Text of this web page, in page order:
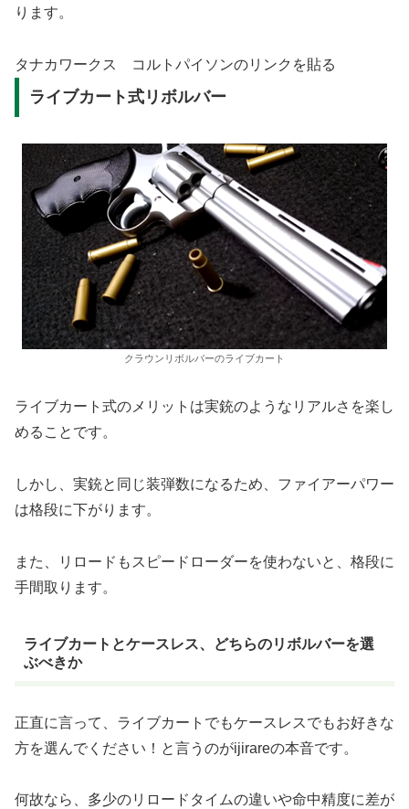
ります。
タナカワークス コルトパイソンのリンクを貼る
ライブカート式リボルバー
クラウンリボルバーのライブカート
ライブカート式のメリットは実銃のようなリアルさを楽し
めることです。
しかし、実銃と同じ装弾数になるため、ファイアーパワー
は格段に下がります。
また、リロードもスピードローダーを使わないと、格段に
手間取ります。
ライブカートとケースレス、どちらのリボルバーを選
ぶべきか
正直に言って、ライブカートでもケースレスでもお好きな
方を選んでください！と言うのがijirareの本音です。
何故なら、多少のリロードタイムの違いや命中精度に差が